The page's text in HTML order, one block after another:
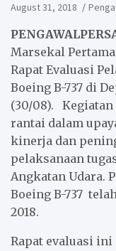
August 31, 2018
Marsekal
Rapat Evaluasi
Boeing B-737 di
(30/08).
rantai dalam
kinerja dan
pelaksanaan
Angkatan Udara.
Boeing B-737
2018.
Rapat evaluasi